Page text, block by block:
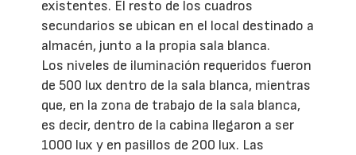
existentes. El resto de los cuadros
secundarios se ubican en el local destinado a
almacén, junto a la propia sala blanca.
Los niveles de iluminación requeridos fueron
de 500 lux dentro de la sala blanca, mientras
que, en la zona de trabajo de la sala blanca,
es decir, dentro de la cabina llegaron a ser
1000 lux y en pasillos de 200 lux. Las